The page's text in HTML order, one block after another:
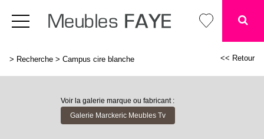
> Recherche > Campus cire blanche << Retour
Voir la galerie marque ou fabricant :
Galerie Marckeric Meubles Tv